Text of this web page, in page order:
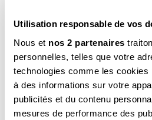
Utilisation responsable de vos
Nous et nos 2 partenaires
personnelles, telles que votre
technologies comme les
à des informations sur votre
publicités et du contenu
mesures de performance des
CATÉGORIE
LA MINUTE NATURE
TAGS